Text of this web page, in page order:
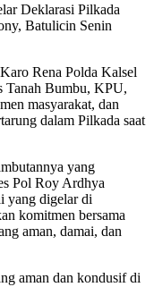
Deklarasi Pilkada
Batulicin Senin
Rena Polda Kalsel
Tanah Bumbu, KPU,
masyarakat, dan
dalam Pilkada saat
yang
Pol Roy Ardhya
yang digelar di
komitmen bersama
aman, damai, dan
aman dan kondusif di